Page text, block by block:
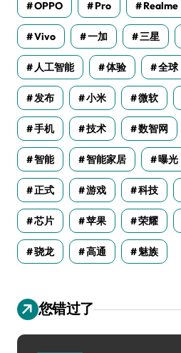
OPPO Pro Realme
Vivo 一加 三星
人工智能 体验 全球
发布 小米 微软
手机 技术 数智网
智能 智能家居 曝光
正式 游戏 科技
芯片 苹果 荣耀
骁龙 高通 魅族
您错过了